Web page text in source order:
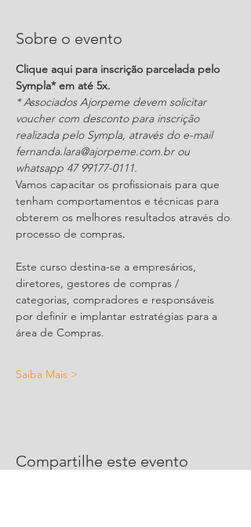
Sobre o evento
Clique aqui para inscrição parcelada pelo
Sympla* em até 5x.
* Associados Ajorpeme devem solicitar
voucher com desconto para inscrição
realizada pelo Sympla, através do e-mail
fernanda.lara@ajorpeme.com.br ou
whatsapp 47 99177-0111.
Vamos capacitar os profissionais para que
tenham comportamentos e técnicas para
obterem os melhores resultados através do
processo de compras.
Este curso destina-se a empresários,
diretores, gestores de compras /
categorias, compradores e responsáveis
por definir e implantar estratégias para a
área de Compras.
Saiba Mais >
Compartilhe este evento